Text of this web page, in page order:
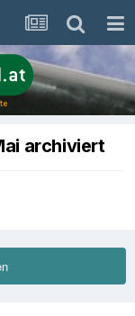
archiviert